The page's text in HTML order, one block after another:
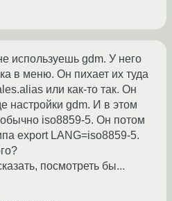
используешь gdm. У него
в меню. Он пихает их туда
или как-то так. Он
настройки gdm. И в этом
iso8859-5. Он потом
export LANG=iso8859-5.
посмотреть бы...